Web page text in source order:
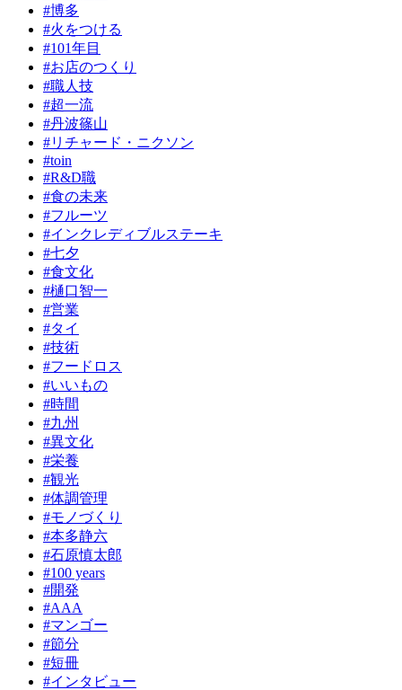
#博多
#火をつける
#101年目
#お店のつくり
#職人技
#超一流
#丹波篠山
#リチャード・ニクソン
#toin
#R&D職
#食の未来
#フルーツ
#インクレディブルステーキ
#七夕
#食文化
#樋口智一
#営業
#タイ
#技術
#フードロス
#いいもの
#時間
#九州
#異文化
#栄養
#観光
#体調管理
#モノづくり
#本多静六
#石原慎太郎
#100 years
#開発
#AAA
#マンゴー
#節分
#短冊
#インタビュー